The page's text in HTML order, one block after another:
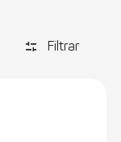
discover_tune Filtrar